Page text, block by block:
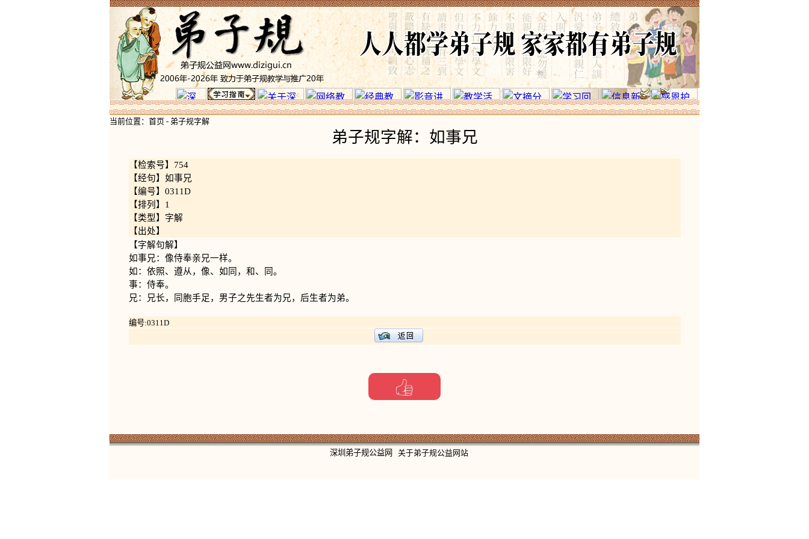
当前位置： 首页 - 弟子规字解
弟子规字解：如事兄
【检索号】754
【经句】如事兄
【编号】0311D
【排列】1
【类型】字解
【出处】
【字解句解】
如事兄：像侍奉亲兄一样。
如：依照、遵从，像、如同，和、同。
事：侍奉。
兄：兄长，同胞手足，男子之先生者为兄，后生者为弟。
编号:0311D
深圳弟子规公益网 关于弟子规公益网站